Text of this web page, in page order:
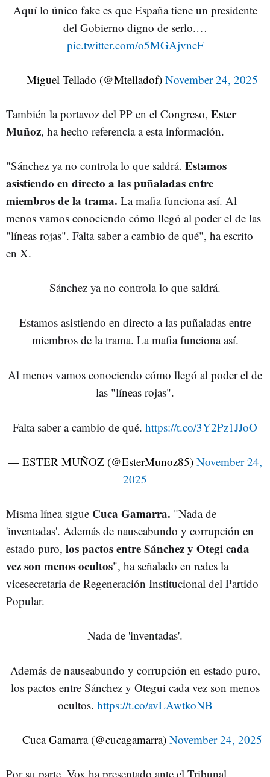
Aquí lo único fake es que España tiene un presidente
del Gobierno digno de serlo.…
pic.twitter.com/o5MGAjvncF
— Miguel Tellado (@Mtelladof) November 24, 2025
También la portavoz del PP en el Congreso, Ester
Muñoz, ha hecho referencia a esta información.
"Sánchez ya no controla lo que saldrá. Estamos
asistiendo en directo a las puñaladas entre
miembros de la trama. La mafia funciona así. Al
menos vamos conociendo cómo llegó al poder el de las
"líneas rojas". Falta saber a cambio de qué", ha escrito
en X.
Sánchez ya no controla lo que saldrá.
Estamos asistiendo en directo a las puñaladas entre
miembros de la trama. La mafia funciona así.
Al menos vamos conociendo cómo llegó al poder el de
las "líneas rojas".
Falta saber a cambio de qué. https://t.co/3Y2Pz1JJoO
— ESTER MUÑOZ (@EsterMunoz85) November 24,
2025
Misma línea sigue Cuca Gamarra. "Nada de
'inventadas'. Además de nauseabundo y corrupción en
estado puro, los pactos entre Sánchez y Otegi cada
vez son menos ocultos", ha señalado en redes la
vicesecretaria de Regeneración Institucional del Partido
Popular.
Nada de 'inventadas'.
Además de nauseabundo y corrupción en estado puro,
los pactos entre Sánchez y Otegui cada vez son menos
ocultos. https://t.co/avLAwtkoNB
— Cuca Gamarra (@cucagamarra) November 24, 2025
Por su parte, Vox ha presentado ante el Tribunal